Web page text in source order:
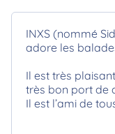
INXS (nommé
adore les
Il est très
très bon port de
Il est l’ami de